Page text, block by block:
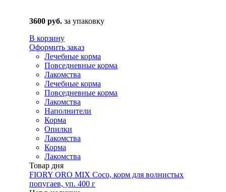
3600 руб. за упаковку
В корзину
Оформить заказ
Лечебные корма
Повседневные корма
Лакомства
Лечебные корма
Повседневные корма
Лакомства
Наполнители
Корма
Опилки
Лакомства
Корма
Лакомства
Товар дня
FIORY ORO MIX Coco, корм для волнистых
попугаев, уп. 400 г